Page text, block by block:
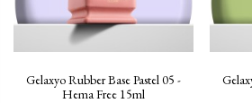
Gelaxyo Rubber Base Pastel 05 -
Hema Free 15ml